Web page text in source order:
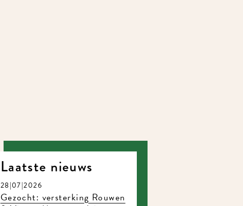
Laatste nieuws
28|07|2026
Gezocht: versterking Rouwen